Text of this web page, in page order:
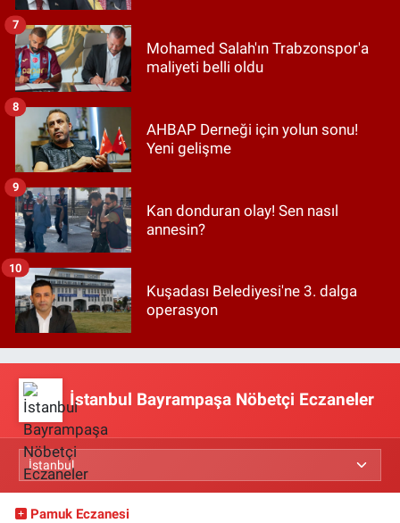
Mohamed Salah'ın Trabzonspor'a
maliyeti belli oldu
7
AHBAP Derneği için yolun sonu!
Yeni gelişme
8
Kan donduran olay! Sen nasıl
annesin?
9
Kuşadası Belediyesi'ne 3. dalga
operasyon
10
İstanbul Bayrampaşa Nöbetçi Eczaneler
Pamuk Eczanesi